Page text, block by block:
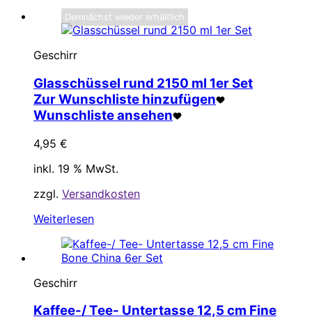
Demnächst wieder erhältlich
Geschirr
Glasschüssel rund 2150 ml 1er Set
Zur Wunschliste hinzufügen
Wunschliste ansehen
4,95 €
inkl. 19 % MwSt.
zzgl. Versandkosten
Weiterlesen
Geschirr
Kaffee-/ Tee- Untertasse 12,5 cm Fine